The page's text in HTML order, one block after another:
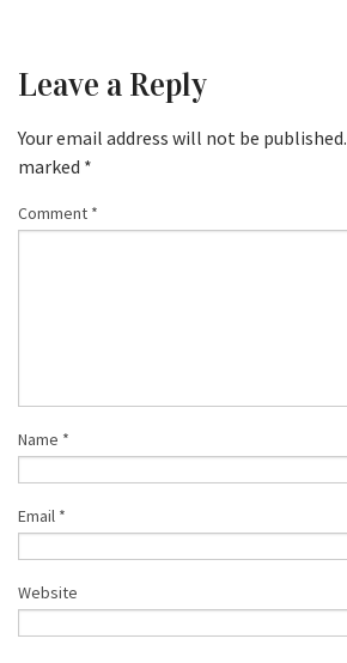
Leave a Reply
Your email address will not be published.
marked *
Comment *
Name *
Email *
Website